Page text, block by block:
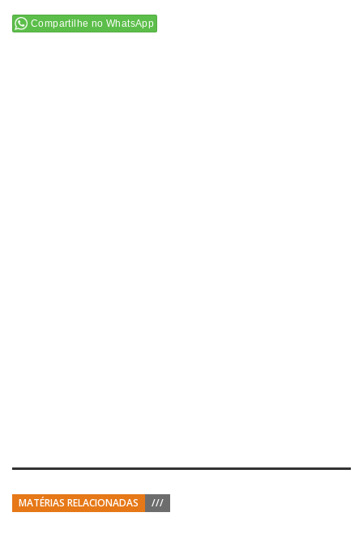
Compartilhe no WhatsApp
MATÉRIAS RELACIONADAS ///